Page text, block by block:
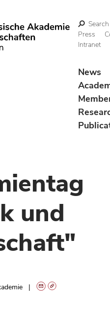
Search
Press
Intranet
News
und